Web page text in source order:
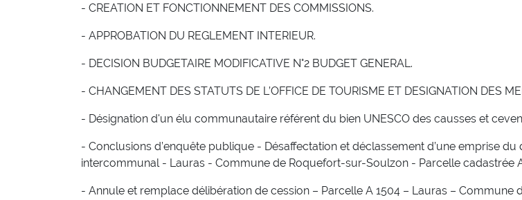
- CREATION ET FONCTIONNEMENT DES COMMISSIONS.
- APPROBATION DU REGLEMENT INTERIEUR.
- DECISION BUDGETAIRE MODIFICATIVE N°2 BUDGET GENERAL.
- CHANGEMENT DES STATUTS DE L’OFFICE DE TOURISME ET DESIGNATION DES
- Désignation d'un élu communautaire référent du bien UNESCO des causses et
- Conclusions d’enquête publique - Désaffectation et déclassement d’une emprise
intercommunal - Lauras - Commune de Roquefort-sur-Soulzon - Parcelle cadastrée A
- Annule et remplace délibération de cession – Parcelle A 1504 – Lauras – Commune